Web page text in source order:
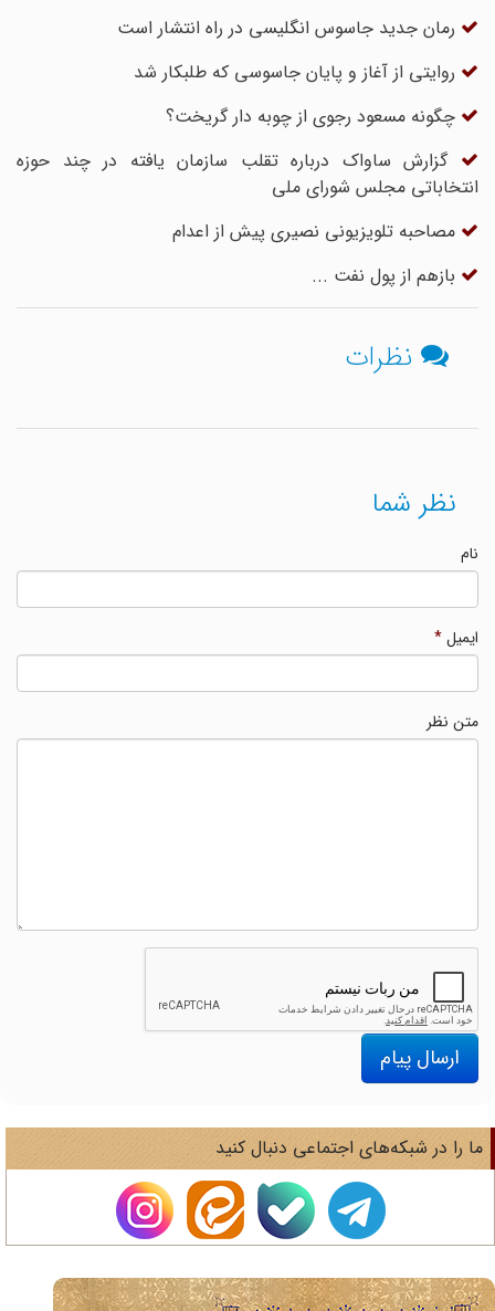
رمان جدید جاسوس انگلیسی در راه انتشار است
روایتی از آغاز و پایان جاسوسی که طلبکار شد
چگونه مسعود رجوی از چوبه دار گریخت؟
گزارش ساواک درباره تقلب سازمان یافته در چند حوزه
انتخاباتی مجلس شورای ملی
مصاحبه تلویزیونی نصیری پیش از اعدام
بازهم از پول نفت ...
نظرات
نظر شما
ایمیل*
متن نظر
ارسال پیام
را در شبکه‌های اجتماعی دنبال کنید